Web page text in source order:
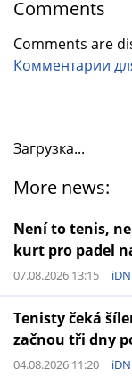
Comments
Comments are
Комментарии
Загрузка...
More news:
Není to tenis,
kurt pro padel
07.08.2026 13:15
Tenisty čeká
začnou tři dny
04.08.2026 11:20